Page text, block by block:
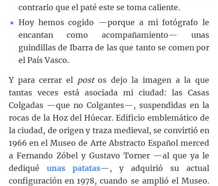
contrario que el paté este se toma caliente.
Hoy hemos cogido —porque a mi fotógrafo le
encantan como acompañamiento— unas
guindillas de Ibarra de las que tanto se comen por
el País Vasco.
Y para cerrar el postos dejo la imagen a la que
tantas veces está asociada mi ciudad: las Casas
Colgadas —que no Colgantes—, suspendidas en la
rocas de la Hoz del Húecar. Edificio emblemático de
la ciudad, de origen y traza medieval, se convirtió en
1966 en el Museo de Arte Abstracto Español merced
a Fernando Zóbel y Gustavo Torner —al que ya le
dediqué unas patatas—, y adquirió su actual
configuración en 1978, cuando se amplió el Museo.